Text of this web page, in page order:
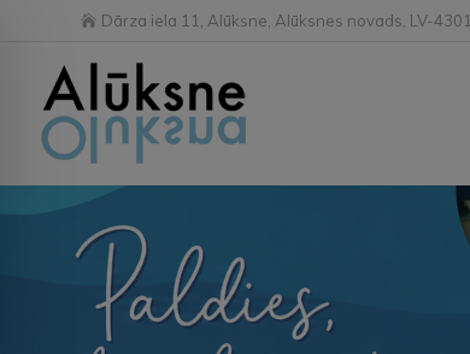
Dārza iela 11, Alūksne, Alūksnes novads, LV-4301